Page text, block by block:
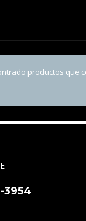
productos que
3954